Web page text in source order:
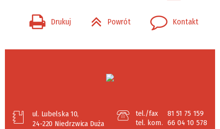
Drukuj Powrót Kontakt
ul. Lubelska 10,
24-220 Niedrzwica Duża
tel./fax
81 51 75 159
tel. kom. 66 04 10 578